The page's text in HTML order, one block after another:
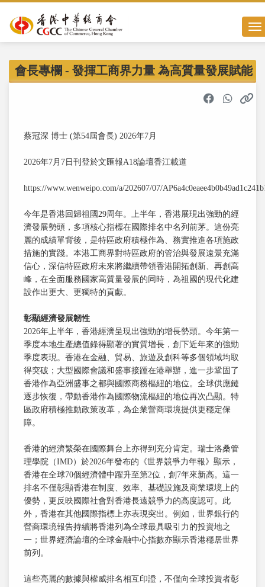
會長專欄 - 發揮工商界力量 為高質量發展賦能
蔡冠深 博士 (第54屆會長) 2026年7月
2026年7月7日刊登於文匯報A18論壇香江載道
https://www.wenweipo.com/a/202607/07/
今年是香港回歸祖國29周年。上半年，香港展現出強勁的經
濟發展勢頭，多項核心指標在國際排名中名列前茅。這份亮
麗的成績單背後，是特區政府積極作為、務實推進各項施政
措施的實踐。本港工商界對特區政府的管治與發展遠景充滿
信心，深信特區政府未來將繼續帶領香港開拓創新、再創高
峰，在全面服務國家高質量發展的同時，為祖國的現代化建
設作出更大、更獨特的貢獻。
彰顯經濟發展韌性
2026年上半年，香港經濟呈現出強勁的增長勢頭。今年第一
季度本地生產總值錄得顯著的實質增長，創下近年來的強勁
季度表現。香港在金融、貿易、旅遊及創科等多個領域均取
得突破；大型國際會議和盛事接踵在港舉辦，進一步鞏固了
香港作為亞洲盛事之都與國際商務樞紐的地位。全球供應鏈
逐步恢復，帶動香港作為國際物流樞紐的地位再次凸顯。特
區政府積極推動政策改革，為企業營商環境提供更穩定保
障。
香港的經濟繁榮在國際舞台上亦得到充分肯定。瑞士洛桑管
理學院（IMD）於2026年發布的《世界競爭力年報》顯示，
香港在全球70個經濟體中躍升至第2位，創7年來新高。這一
排名不僅彰顯香港在制度、效率、基礎設施及商業環境上的
優勢，更反映國際社會對香港長遠競爭力的高度認可。此
外，香港在其他國際指標上亦表現突出。例如，世界銀行的
營商環境報告持續將香港列為全球最具吸引力的投資地之
一；世界經濟論壇的全球金融中心指數亦顯示香港穩居世界
前列。
這些亮麗的數據與權威排名相互印證，不僅向全球投資者彰